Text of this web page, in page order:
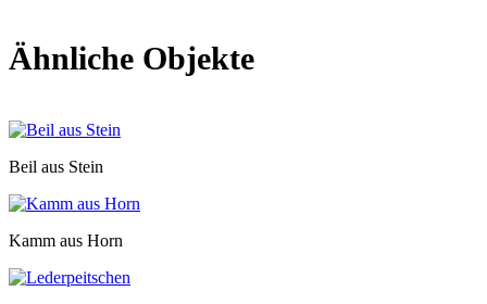
Ähnliche Objekte
Beil aus Stein
Kamm aus Horn